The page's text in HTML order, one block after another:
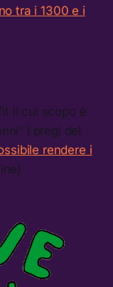
tra i 1300 e i
il cui scopo è
i pregi del
rendere i